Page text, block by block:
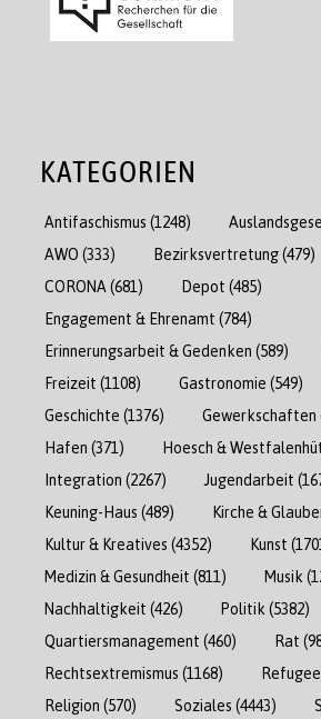
KATEGORIEN
Antifaschismus (1248)
AWO (333) Bezirksvertretung(479)
CORONA (681) Depot (485)
Engagement & Ehrenamt (784)
Erinnerungsarbeit & Gedenken (589)
Freizeit (1108) Gastronomie (549)
Geschichte (1376) Gewerkschaften
Hafen (371) Hoesch &
Integration (2267) Jugendarbeit
Keuning-Haus (489) Kirche &
Kultur & Kreatives (4352) Kunst
Medizin & Gesundheit (811) Musik
Nachhaltigkeit (426) Politik (5382)
Quartiersmanagement (460) Rat
Rechtsextremismus (1168)
Religion (570) Soziales (4443)